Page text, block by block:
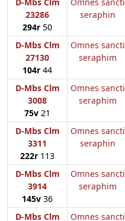
23286
294r 50
seraphin
D-Mbs Clm
27130
104r 44
Omnes sancti
seraphim
D-Mbs Clm
3008
75v 21
Omnes sancti
seraphim
D-Mbs Clm
3311
222r 113
Omnes sancti
seraphin
D-Mbs Clm
3914
145v 36
Omnes sancti
seraphim
D-Mbs Clm
Omnes sancti